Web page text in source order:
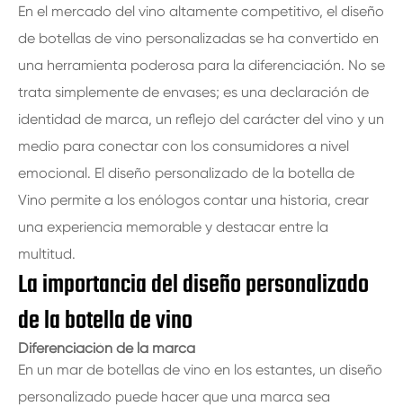
En el mercado del vino altamente competitivo, el diseño
de botellas de vino personalizadas se ha convertido en
una herramienta poderosa para la diferenciación. No se
trata simplemente de envases; es una declaración de
identidad de marca, un reflejo del carácter del vino y un
medio para conectar con los consumidores a nivel
emocional. El diseño personalizado de la botella de
Vino permite a los enólogos contar una historia, crear
una experiencia memorable y destacar entre la
multitud.
La importancia del diseño personalizado
de la botella de vino
Diferenciación de la marca
En un mar de botellas de vino en los estantes, un diseño
personalizado puede hacer que una marca sea